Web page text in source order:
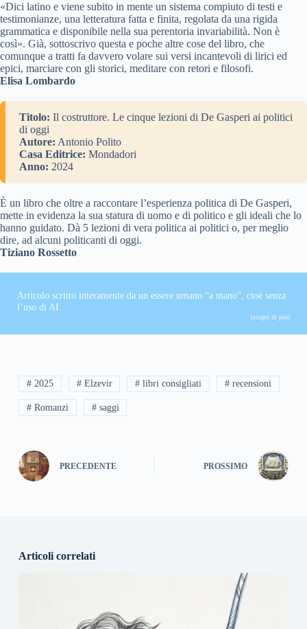
«Dici latino e viene subito in mente un sistema compiuto di testi e
testimonianze, una letteratura fatta e finita, regolata da una rigida
grammatica e disponibile nella sua perentoria invariabilità. Non è
così». Già, sottoscrivo questa e poche altre cose del libro, che
comunque a tratti fa davvero volare sui versi incantevoli di lirici ed
epici, marciare con gli storici, meditare con retori e filosofi.
Elisa Lombardo
Titolo: Il costruttore. Le cinque lezioni di De Gasperi ai politici
di oggi
Autore: Antonio Polito
Casa Editrice: Mondadori
Anno: 2024
È un libro che oltre a raccontare l’esperienza politica di De Gasperi,
mette in evidenza la sua statura di uomo e di politico e gli ideali che lo
hanno guidato. Dà 5 lezioni di vera politica ai politici o, per meglio
dire, ad alcuni politicanti di oggi.
Tiziano Rossetto
Articolo scritto interamente da un essere umano “a mano”, cioè senza
l’uso di AI.
(scopri di più)
# 2025 # Elzevir # libri consigliati # recensioni
# Romanzi # saggi
PRECEDENTE PROSSIMO
Articoli correlati